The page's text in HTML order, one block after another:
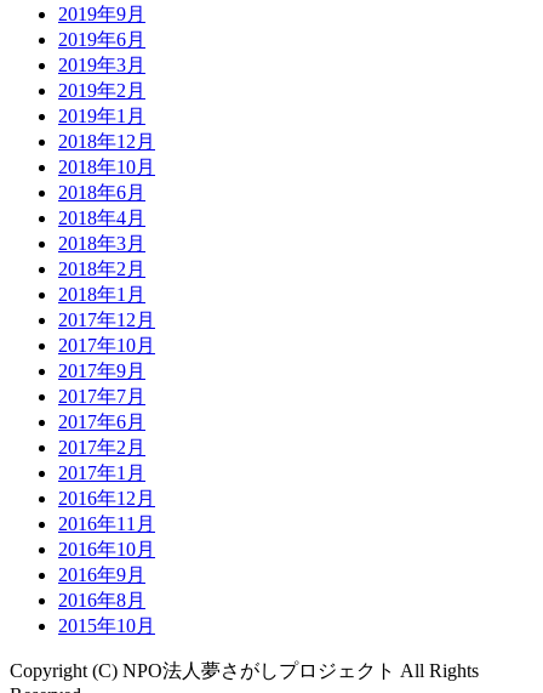
2019年9月
2019年6月
2019年3月
2019年2月
2019年1月
2018年12月
2018年10月
2018年6月
2018年4月
2018年3月
2018年2月
2018年1月
2017年12月
2017年10月
2017年9月
2017年7月
2017年6月
2017年2月
2017年1月
2016年12月
2016年11月
2016年10月
2016年9月
2016年8月
2015年10月
Copyright (C) NPO法人夢さがしプロジェクト All Rights